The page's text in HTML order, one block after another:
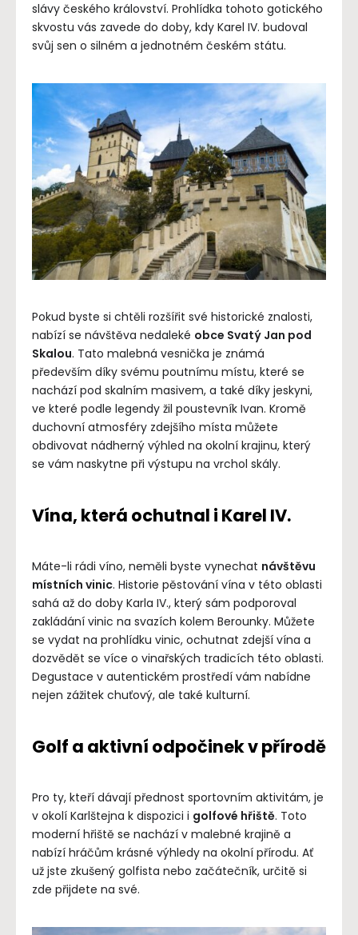
slávy českého království. Prohlídka tohoto gotického
skvostu vás zavede do doby, kdy Karel IV. budoval
svůj sen o silném a jednotném českém státu.
Pokud byste si chtěli rozšířit své historické znalosti,
nabízí se návštěva nedaleké obce Svatý Jan pod
Skalou. Tato malebná vesnička je známá
především díky svému poutnímu místu, které se
nachází pod skalním masivem, a také díky jeskyni,
ve které podle legendy žil poustevník Ivan. Kromě
duchovní atmosféry zdejšího místa můžete
obdivovat nádherný výhled na okolní krajinu, který
se vám naskytne při výstupu na vrchol skály.
Vína, která ochutnal i Karel IV.
Máte-li rádi víno, neměli byste vynechat návštěvu
místních vinic. Historie pěstování vína v této oblasti
sahá až do doby Karla IV., který sám podporoval
zakládání vinic na svazích kolem Berounky. Můžete
se vydat na prohlídku vinic, ochutnat zdejší vína a
dozvědět se více o vinařských tradicích této oblasti.
Degustace v autentickém prostředí vám nabídne
nejen zážitek chuťový, ale také kulturní.
Golf a aktivní odpočinek v přírodě
Pro ty, kteří dávají přednost sportovním aktivitám, je
v okolí Karlštejna k dispozici i golfové hřiště. Toto
moderní hřiště se nachází v malebné krajině a
nabízí hráčům krásné výhledy na okolní přírodu. Ať
už jste zkušený golfista nebo začátečník, určitě si
zde přijdete na své.